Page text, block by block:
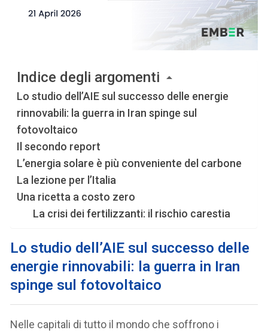
Indice degli argomenti
Lo studio dell’AIE sul successo delle energie
rinnovabili: la guerra in Iran spinge sul
fotovoltaico
Il secondo report
L’energia solare è più conveniente del carbone
La lezione per l’Italia
Una ricetta a costo zero
La crisi dei fertilizzanti: il rischio carestia
Lo studio dell’AIE sul successo delle
energie rinnovabili: la guerra in Iran
spinge sul fotovoltaico
Nelle capitali di tutto il mondo che soffrono i